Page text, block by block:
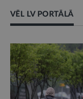
VĒL LV PORTĀLĀ